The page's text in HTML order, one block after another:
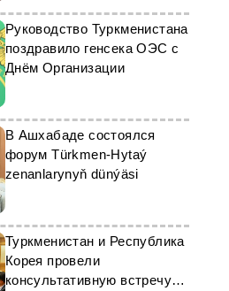
Руководство Туркменистана
поздравило генсека ОЭС с
Днём Организации
В Ашхабаде состоялся
форум Türkmen-Hytaý
zenanlarynyň dünýäsi
Туркменистан и Республика
Корея провели
консультативную встречу